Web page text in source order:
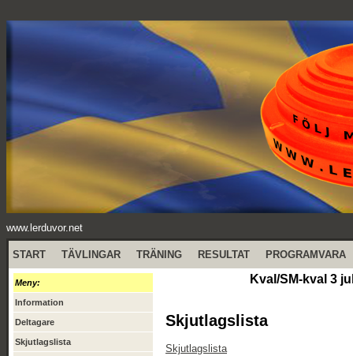
www.lerduvor.net
START TÄVLINGAR TRÄNING RESULTAT PROGRAMVARA
Meny:
Information
Deltagare
Skjutlagslista
Kval/SM-kval 3
Skjutlagslista
Skjutlagslista